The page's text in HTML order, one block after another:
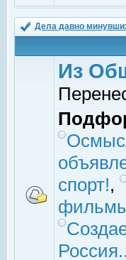
Дела давно
Из
спорт!,